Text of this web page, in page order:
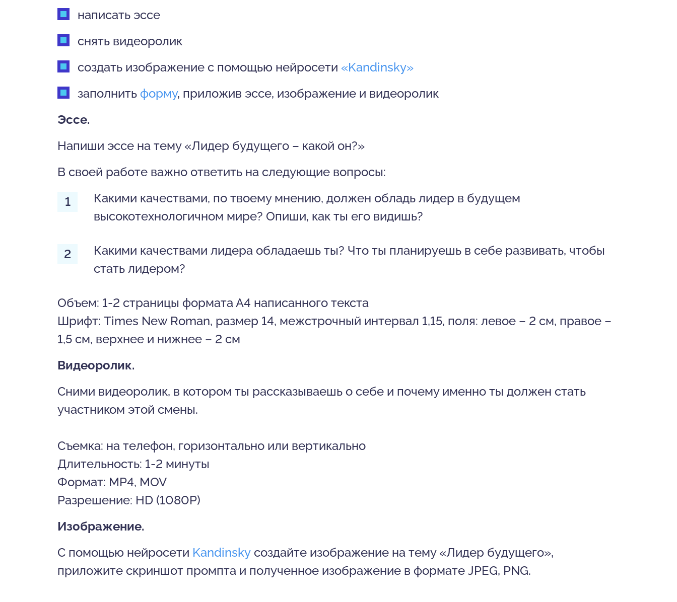
написать эссе
снять видеоролик
создать изображение с помощью нейросети «Kandinsky»
заполнить форму, приложив эссе, изображение и видеоролик
Эссе.
Напиши эссе на тему «Лидер будущего – какой он?»
В своей работе важно ответить на следующие вопросы:
Какими качествами, по твоему мнению, должен обладь лидер в будущем
высокотехнологичном мире? Опиши, как ты его видишь?
Какими качествами лидера обладаешь ты? Что ты планируешь в себе развивать, чтобы
стать лидером?
Объем: 1-2 страницы формата А4 написанного текста
Шрифт: Times New Roman, размер 14, межстрочный интервал 1,15, поля: левое – 2 см, правое –
1,5 см, верхнее и нижнее – 2 см
Видеоролик.
Сними видеоролик, в котором ты рассказываешь о себе и почему именно ты должен стать
участником этой смены.
Съемка: на телефон, горизонтально или вертикально
Длительность: 1-2 минуты
Формат: MP4, MOV
Разрешение: HD (1080P)
Изображение.
С помощью нейросети Kandinsky создайте изображение на тему «Лидер будущего»,
приложите скриншот промпта и полученное изображение в формате JPEG, PNG.